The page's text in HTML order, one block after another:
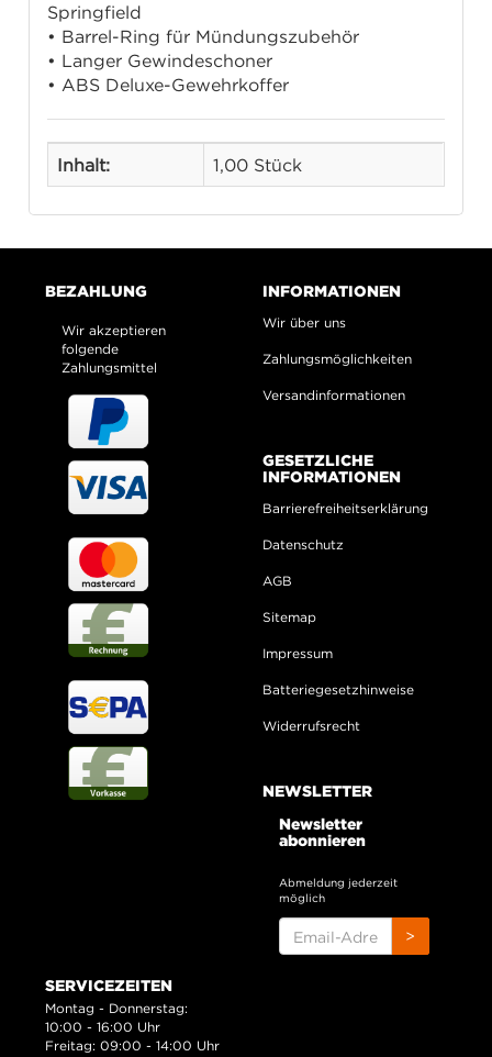
Springfield
• Barrel-Ring für Mündungszubehör
• Langer Gewindeschoner
• ABS Deluxe-Gewehrkoffer
Inhalt: 1,00 Stück
BEZAHLUNG
Wir akzeptieren
folgende
Zahlungsmittel
INFORMATIONEN
Wir über uns
Zahlungsmöglichkeiten
Versandinformationen
GESETZLICHE
INFORMATIONEN
Barrierefreiheitserklärung
Datenschutz
AGB
Sitemap
Impressum
Batteriegesetzhinweise
Widerrufsrecht
NEWSLETTER
Newsletter
abonnieren
Abmeldung jederzeit
möglich
ADRESSE
>
SERVICEZEITEN
Montag - Donnerstag:
10:00 - 16:00 Uhr
Freitag: 09:00 - 14:00 Uhr